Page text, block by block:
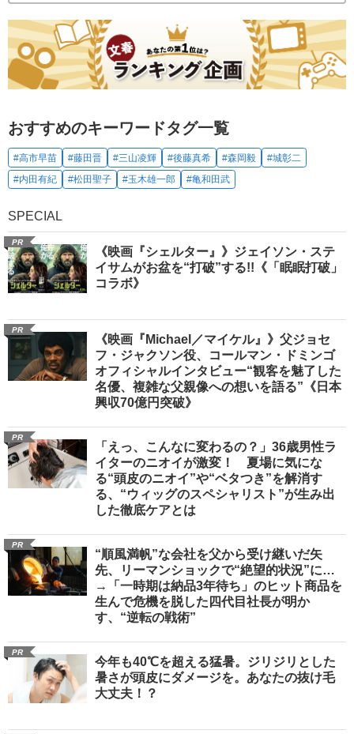
おすすめのキーワードタグ一覧
#高市早苗 #藤田晋 #三山凌輝 #後藤真希 #森岡毅
#城彰二
#内田有紀
#松田聖子 #玉木雄一郎 #亀和田武
SPECIAL
PR
《映画『シェルター』》ジェイソン・ステ
イサムがお盆を“打破”する!!《「眠眠打破」
コラボ》
PR
《映画『Michael／マイケル』》父ジョセ
フ・ジャクソン役、コールマン・ドミンゴ
オフィシャルインタビュー“観客を魅了した
名優、複雑な父親像への想いを語る”《日本
興収70億円突破》
PR
「えっ、こんなに変わるの？」36歳男性ラ
イターのニオイが激変！ 夏場に気にな
る“頭皮のニオイ”や“ベタつき”を解消す
る、“ウィッグのスペシャリスト”が生み出
した徹底ケアとは
PR
“順風満帆”な会社を父から受け継いだ矢
先、リーマンショックで“絶望的状況”に…
→「一時期は納品3年待ち」のヒット商品を
生んで危機を脱した四代目社長が明か
す、“逆転の戦術”
PR
今年も40℃を超える猛暑。ジリジリとした
暑さが頭皮にダメージを。あなたの抜け毛
大丈夫！？